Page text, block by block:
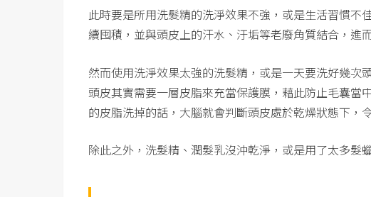
此時要是所用洗髮精的洗淨效果不強，或是生活習慣
續囤積，並與頭皮上的汗水、汙垢等老廢角質結合，進
然而使用洗淨效果太強的洗髮精，或是一天要洗好幾次
頭皮其實需要一層皮脂來充當保護膜，藉此防止毛囊當
的皮脂洗掉的話，大腦就會判斷頭皮處於乾燥狀態下，
除此之外，洗髮精、潤髮乳沒沖乾淨，或是用了太多髮